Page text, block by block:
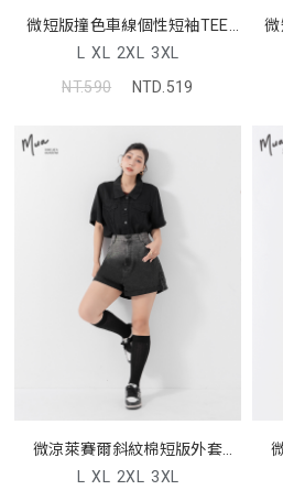
微短版撞色車線個性短袖TEE
MUA
L XL 2XL 3XL
NT.590
NTD.519
微涼萊賽爾斜紋棉短版外套
MUA
L XL 2XL 3XL